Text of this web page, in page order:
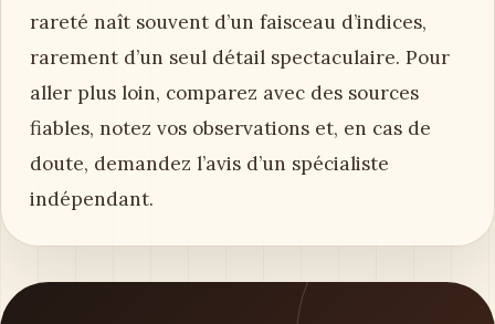
rareté naît souvent d’un faisceau d’indices,
rarement d’un seul détail spectaculaire. Pour
aller plus loin, comparez avec des sources
fiables, notez vos observations et, en cas de
doute, demandez l’avis d’un spécialiste
indépendant.